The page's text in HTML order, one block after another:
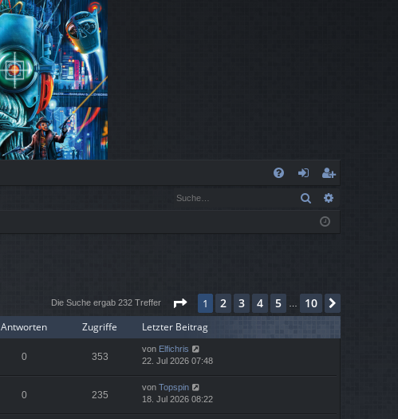
n
n
eg
ist
n
Suche
Die Suche ergab 232 Treffer Seite 1von 10
1 2 3 4 5 … 10
Antworten Zugriffe Letzter Beitrag
0 353
von Elfichris
22. Jul 2026 07:48
0 235
von Topspin
18. Jul 2026 08:22